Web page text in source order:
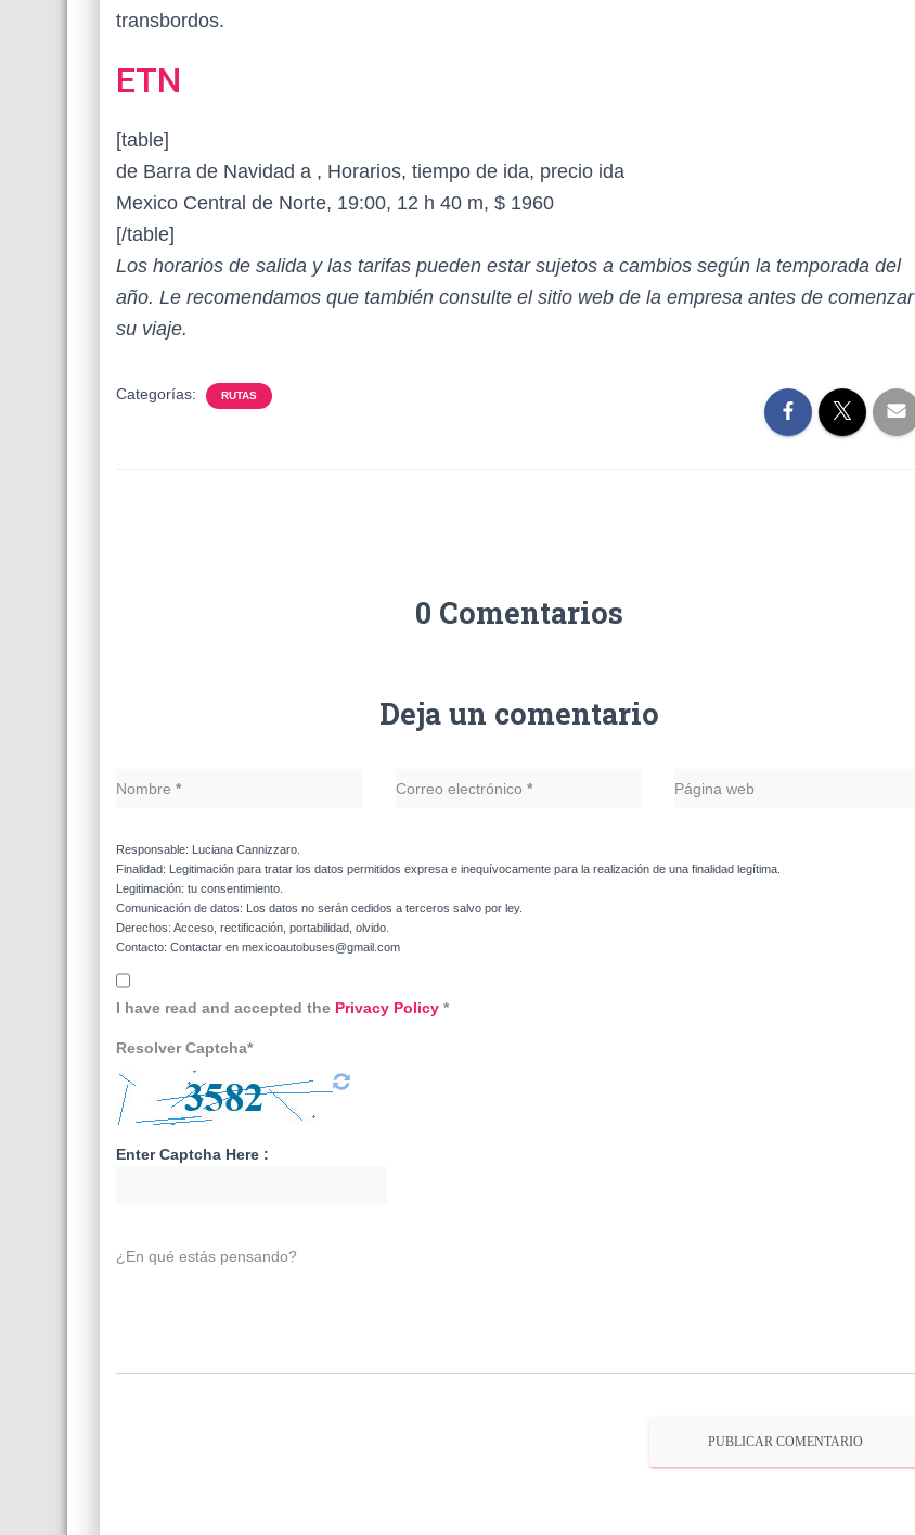
transbordos.
ETN
[table]
de Barra de Navidad a , Horarios, tiempo de ida, precio ida
Mexico Central de Norte, 19:00, 12 h 40 m, $ 1960
[/table]
Los horarios de salida y las tarifas pueden estar sujetos a cambios según la temporada del
año. Le recomendamos que también consulte el sitio web de la empresa antes de comenzar
su viaje.
Categorías: RUTAS
0 Comentarios
Deja un comentario
Nombre * Correo electrónico * Página web
Responsable: Luciana Cannizzaro.
Finalidad: Legitimación para tratar los datos permitidos expresa e inequívocamente para la realización de una finalidad legítima.
Legitimación: tu consentimiento.
Comunicación de datos: Los datos no serán cedidos a terceros salvo por ley.
Derechos: Acceso, rectificación, portabilidad, olvido.
Contacto: Contactar en mexicoautobuses@gmail.com
I have read and accepted the Privacy Policy *
Resolver Captcha*
Enter Captcha Here :
¿En qué estás pensando?